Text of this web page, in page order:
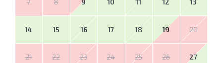
7 8 9 10 11 12 13
14 15 16 17 18 19 20
21 22 23 24 25 26 27